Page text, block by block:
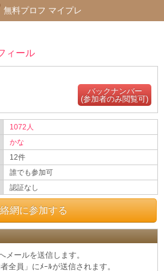
無料プロフ マイプレ
ィール
バックナンバー
(参加者のみ閲覧可)
1072人
かな
12件
誰でも参加可
認証なし
網に参加する
ールを送信します。
全員」にﾒｰﾙが送信されます。